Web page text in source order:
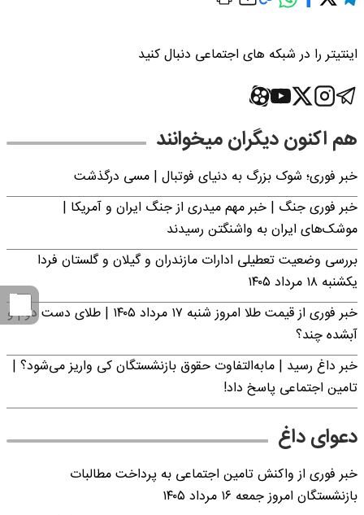
اینتیتر را در شبکه های اجتماعی دنبال کنید
هم اکنون دیگران میخوانند
خبر فوری؛‌ شوک بزرگ به دنیای فوتبال | مسی درگذشت
خبر فوری جنگ | خبر مهم میدری از جنگ ایران و آمریکا |
موشک‌های ایران به واشنگتن رسیدند
بررسی وضعیت تعطیلی ادارات مازندران و گیلان و گلستان فردا
یکشنبه ۱۸ مرداد ۱۴۰۵
خبر فوری از قیمت طلا امروز شنبه ۱۷ مرداد ۱۴۰۵ | طلای دست دوم و
آبشده چند؟
خبر داغ رسید | مابه‌التفاوت حقوق بازنشستگان کی واریز می‌شود؟ |
تامین اجتماعی پاسخ داد!
دعوای داغ
خبر فوری از واکنش تامین اجتماعی به پرداخت مطالبات
بازنشستگان امروز جمعه ۱۶ مرداد ۱۴۰۵